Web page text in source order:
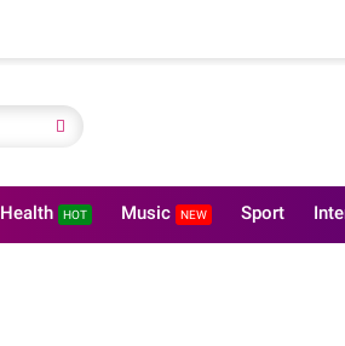
Health HOT Music NEW Sport